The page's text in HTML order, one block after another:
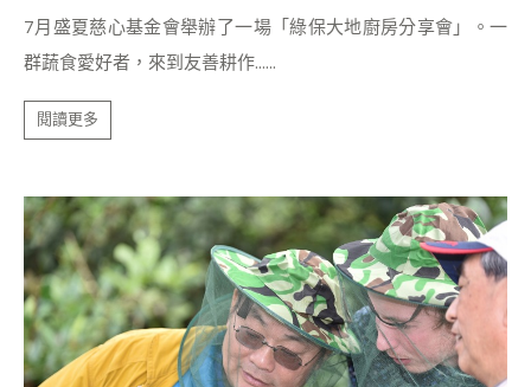
7月盛夏慈心基金會舉辦了一場「綠保大地廚房分享會」。一
群蔬食愛好者，來到友善耕作......
閱讀更多